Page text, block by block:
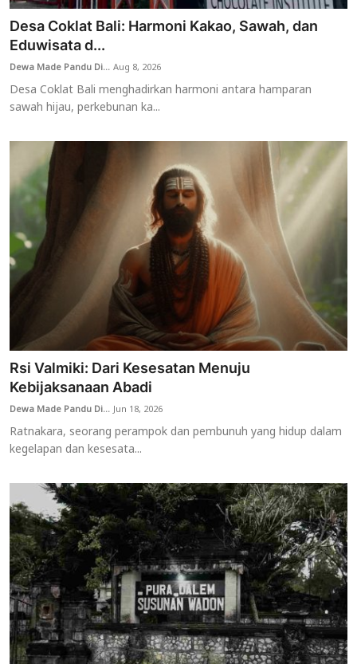
Desa Coklat Bali: Harmoni Kakao, Sawah, dan
Eduwisata d...
Dewa Made Pandu Di...Aug 8, 2026
Desa Coklat Bali menghadirkan harmoni antara hamparan
sawah hijau, perkebunan ka...
Rsi Valmiki: Dari Kesesatan Menuju
Kebijaksanaan Abadi
Dewa Made Pandu Di...Jun 18, 2026
Ratnakara, seorang perampok dan pembunuh yang hidup dalam
kegelapan dan kesesata...